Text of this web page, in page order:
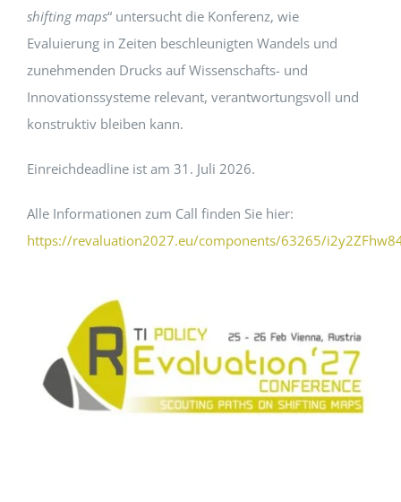
LESENSWERTES
KONTAKT
shifting maps“ untersucht die Konferenz, wie
Evaluierung in Zeiten beschleunigten Wandels und
zunehmenden Drucks auf Wissenschafts- und
Innovationssysteme relevant, verantwortungsvoll und
konstruktiv bleiben kann.
Einreichdeadline ist am 31. Juli 2026.
Alle Informationen zum Call finden Sie hier:
https://revaluation2027.eu/components/63265/